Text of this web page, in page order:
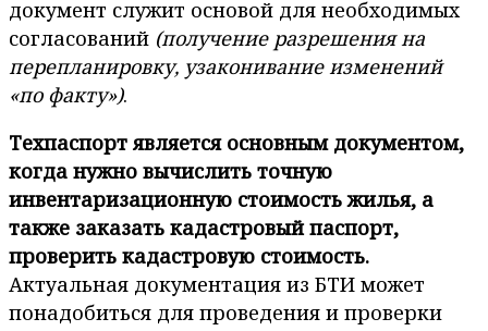
документ служит основой для необходимых
согласований (получение разрешения на
перепланировку, узаконивание изменений
«по факту»).
Техпаспорт является основным документом,
когда нужно вычислить точную
инвентаризационную стоимость жилья, а
также заказать кадастровый паспорт,
проверить кадастровую стоимость.
Актуальная документация из БТИ может
понадобиться для проведения и проверки